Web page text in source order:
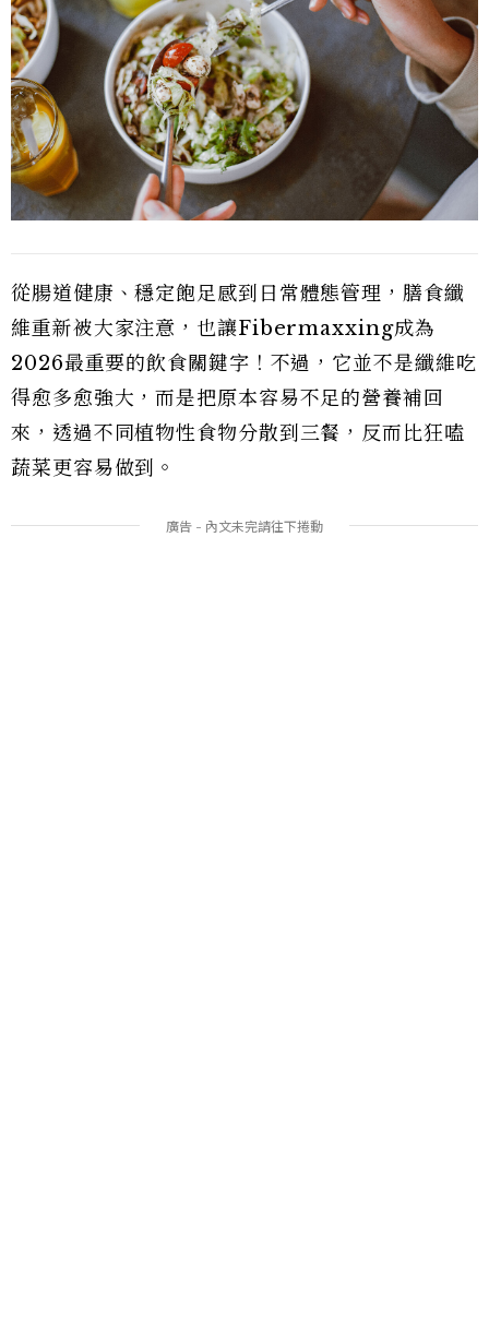
從腸道健康、穩定飽足感到日常體態管理，膳食纖
維重新被大家注意，也讓Fibermaxxing成為
2026最重要的飲食關鍵字！不過，它並不是纖維吃
得愈多愈強大，而是把原本容易不足的營養補回
來，透過不同植物性食物分散到三餐，反而比狂嗑
蔬菜更容易做到。